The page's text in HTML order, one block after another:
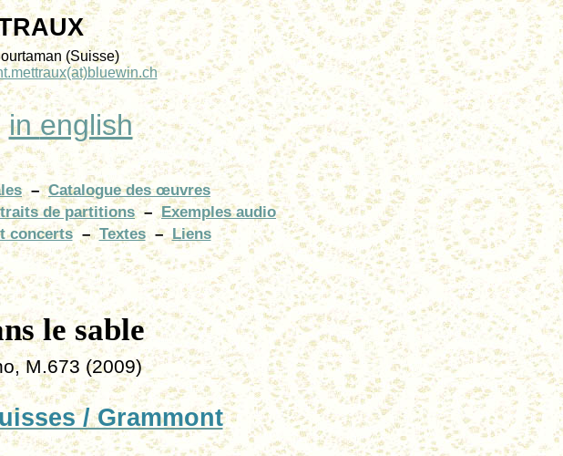
(Suisse)
(at)bluewin.ch
inenglish
– Catalogue des œuvres
de partitions – Exemples audio
concerts – Textes – Liens
le sable
M.673 (2009)
/ Grammont